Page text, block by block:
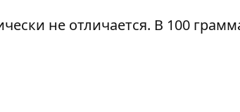
не отличается. В 100